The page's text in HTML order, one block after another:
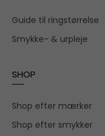
Guide til ringstørrelse
Smykke- & urpleje
SHOP
Shop efter mærker
Shop efter smykker